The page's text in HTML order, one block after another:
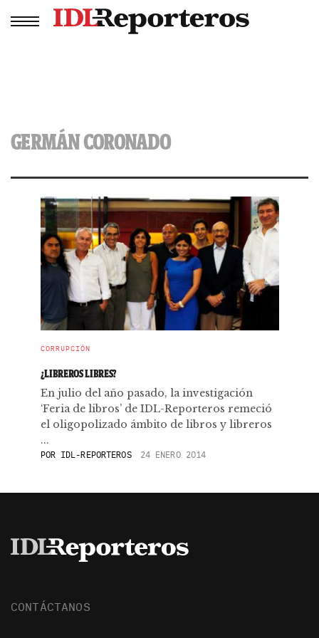
GERMÁN CORONADO
CORRUPCIÓN
¿LIBREROS LIBRES?
En julio del año pasado, la investigación
‘Feria de libros’ de IDL-Reporteros remeció
el oligopolizado ámbito de libros y libreros
...
POR IDL-REPORTEROS 24 ENERO 2014
CONTÁCTANOS